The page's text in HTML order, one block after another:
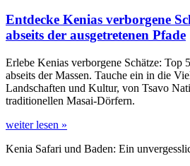
Entdecke Kenias verborgene
abseits der ausgetretenen Pfade
Erlebe Kenias verborgene Schätze: Top
abseits der Massen. Tauche ein in die
Landschaften und Kultur, von Tsavo
traditionellen Masai-Dörfern.
weiter lesen »
Kenia Safari und Baden: Ein